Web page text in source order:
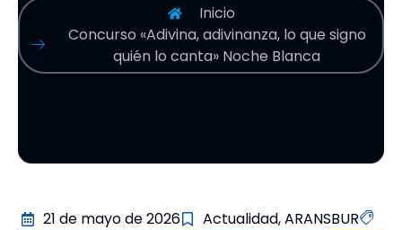
Inicio
Concurso «Adivina, adivinanza, lo que signo
quién lo canta» Noche Blanca
21 de mayo de 2026 Actualidad,ARANSBUR